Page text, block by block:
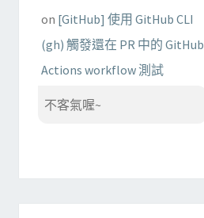
on [GitHub] 使用 GitHub CLI
(gh) 觸發還在 PR 中的 GitHub
Actions workflow 測試
不客氣喔~